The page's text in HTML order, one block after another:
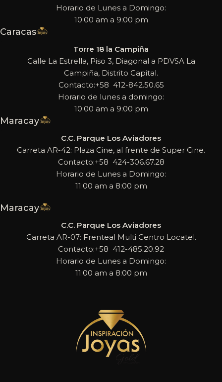
Horario de Lunes a Domingo:
10:00 am a 9:00 pm
Caracas
Torre 18 la Campiña
Calle La Estrella, Piso 3, Diagonal a PDVSA La
Campiña, Distrito Capital.
Contacto:+58 412-842.50.65
Horario de lunes a domingo:
10:00 am a 9:00 pm
Maracay
C.C. Parque Los Aviadores
Carreta AR-42: Plaza Cine, al frente de Super Cine.
Contacto:+58 424-306.67.28
Horario de Lunes a Domingo:
11:00 am a 8:00 pm
Maracay
C.C. Parque Los Aviadores
Carreta AR-07: Frenteal Multi Centro Locatel.
Contacto:+58 412-485.20.92
Horario de Lunes a Domingo:
11:00 am a 8:00 pm